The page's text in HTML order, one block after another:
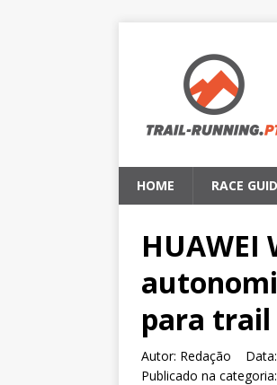
HOME RACE
HUAWEI
para
Autor: Redação Data:
Publicado na categoria: